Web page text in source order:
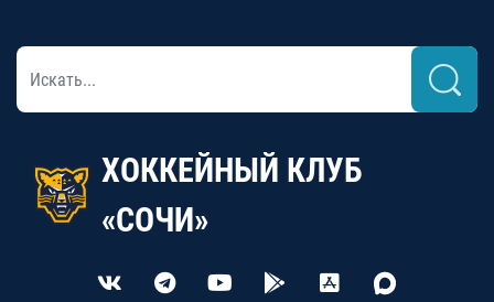
ХОККЕЙНЫЙ КЛУБ
«СОЧИ»